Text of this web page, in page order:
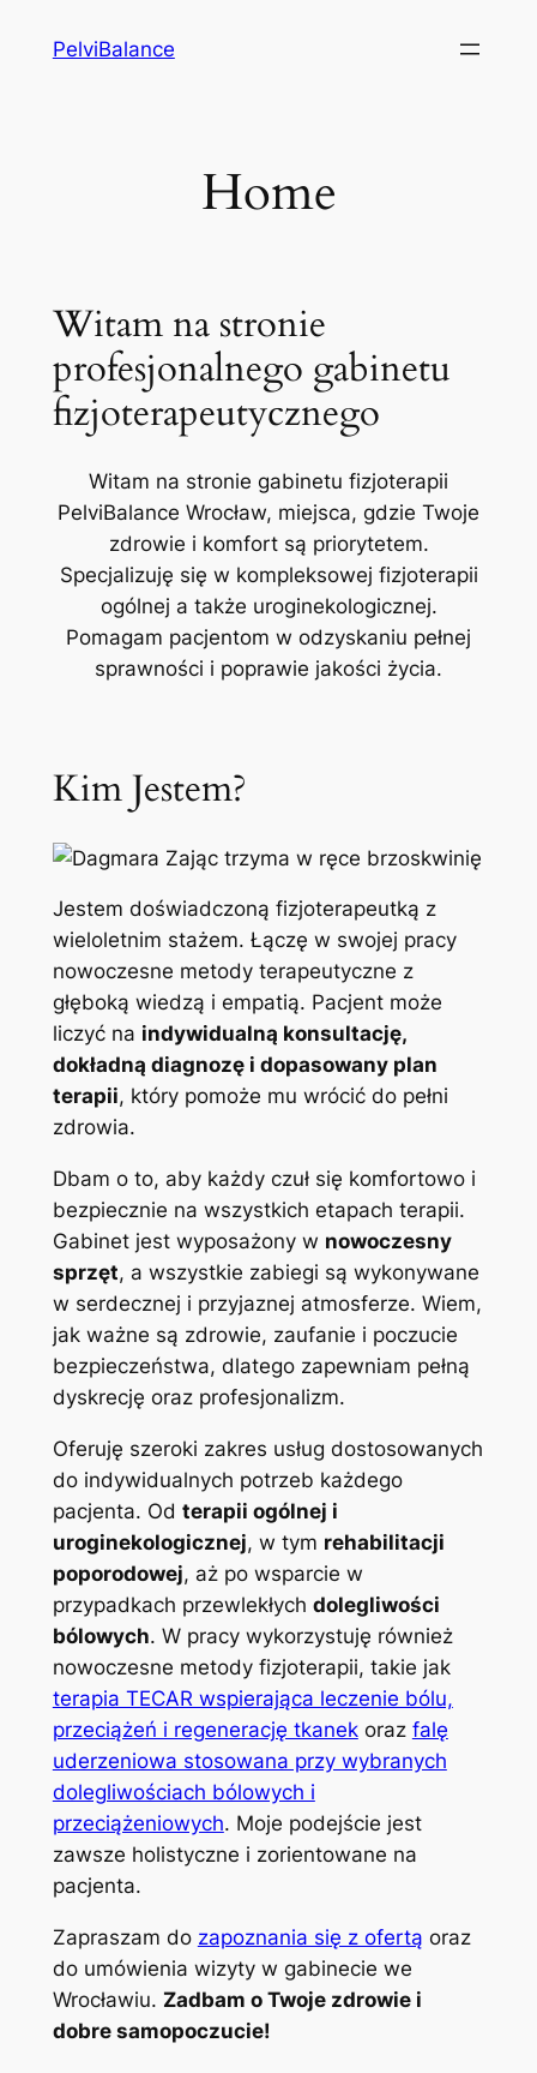
PelviBalance
Home
Witam na stronie
profesjonalnego gabinetu
fizjoterapeutycznego
Witam na stronie gabinetu fizjoterapii
PelviBalance Wrocław, miejsca, gdzie Twoje
zdrowie i komfort są priorytetem.
Specjalizuję się w kompleksowej fizjoterapii
ogólnej a także uroginekologicznej.
Pomagam pacjentom w odzyskaniu pełnej
sprawności i poprawie jakości życia.
Kim Jestem?
Jestem doświadczoną fizjoterapeutką z
wieloletnim stażem. Łączę w swojej pracy
nowoczesne metody terapeutyczne z
głęboką wiedzą i empatią. Pacjent może
liczyć na indywidualną konsultację,
dokładną diagnozę i dopasowany plan
terapii, który pomoże mu wrócić do pełni
zdrowia.
Dbam o to, aby każdy czuł się komfortowo i
bezpiecznie na wszystkich etapach terapii.
Gabinet jest wyposażony w nowoczesny
sprzęt, a wszystkie zabiegi są wykonywane
w serdecznej i przyjaznej atmosferze. Wiem,
jak ważne są zdrowie, zaufanie i poczucie
bezpieczeństwa, dlatego zapewniam pełną
dyskrecję oraz profesjonalizm.
Oferuję szeroki zakres usług dostosowanych
do indywidualnych potrzeb każdego
pacjenta. Od terapii ogólnej i
uroginekologicznej, w tym rehabilitacji
poporodowej, aż po wsparcie w
przypadkach przewlekłych dolegliwości
bólowych. W pracy wykorzystuję również
nowoczesne metody fizjoterapii, takie jak
terapia TECAR wspierająca leczenie bólu,
przeciążeń i regenerację tkanekoraz falę
uderzeniowa stosowana przy wybranych
dolegliwościach bólowych i
przeciążeniowych. Moje podejście jest
zawsze holistyczne i zorientowane na
pacjenta.
Zapraszam do zapoznania się z ofertą oraz
do umówienia wizyty w gabinecie we
Wrocławiu. Zadbam o Twoje zdrowie i
dobre samopoczucie!